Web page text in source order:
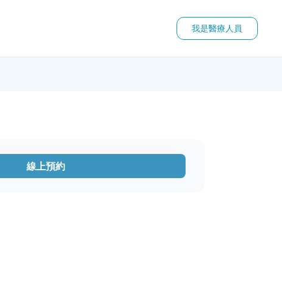
我是醫療人員
線上預約